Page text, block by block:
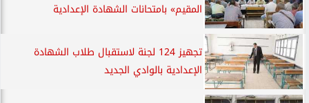
المقيم» بامتحانات الشهادة الإعدادية
تجهيز 124 لجنة لاستقبال طلاب الشهادة
الإعدادية بالوادي الجديد